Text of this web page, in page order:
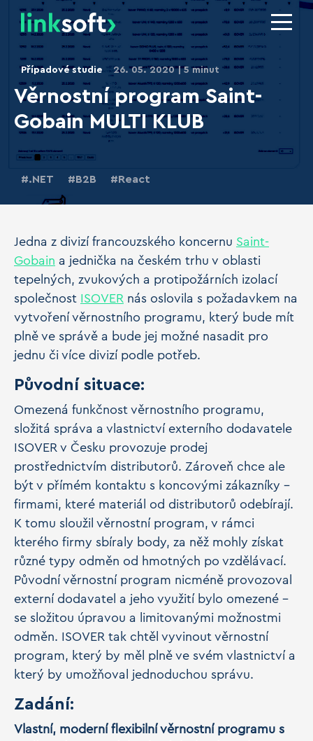
Věrnostní program Saint-
Gobain MULTI KLUB
Případové studie 26. 05. 2020 5 minut
.NET B2B React
Jedna z divizí francouzského koncernu Saint-
Gobain a jednička na českém trhu v oblasti
tepelných, zvukových a protipožárních izolací
společnost ISOVER nás oslovila s požadavkem na
vytvoření věrnostního programu, který bude mít
plně ve správě a bude jej možné nasadit pro
jednu či více divizí podle potřeb.
Původní situace:
Omezená funkčnost věrnostního programu,
složitá správa a vlastnictví externího dodavatele
ISOVER v Česku provozuje prodej
prostřednictvím distributorů. Zároveň chce ale
být v přímém kontaktu s koncovými zákazníky -
firmami, které materiál od distributorů odebírají.
K tomu sloužil věrnostní program, v rámci
kterého firmy sbíraly body, za něž mohly získat
různé typy odměn od hmotných po vzdělávací.
Původní věrnostní program nicméně provozoval
externí dodavatel a jeho využití bylo omezené –
se složitou úpravou a limitovanými možnostmi
odměn. ISOVER tak chtěl vyvinout věrnostní
program, který by měl plně ve svém vlastnictví a
který by umožňoval jednoduchou správu.
Zadání:
Vlastní, moderní flexibilní věrnostní programu s